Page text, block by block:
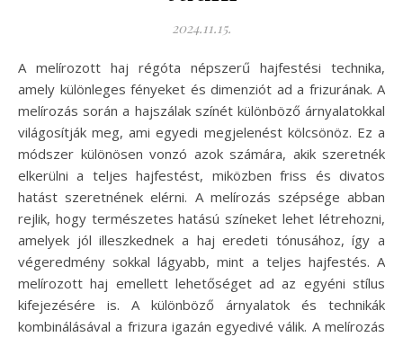
2024.11.15.
A melírozott haj régóta népszerű hajfestési technika,
amely különleges fényeket és dimenziót ad a frizurának. A
melírozás során a hajszálak színét különböző árnyalatokkal
világosítják meg, ami egyedi megjelenést kölcsönöz. Ez a
módszer különösen vonzó azok számára, akik szeretnék
elkerülni a teljes hajfestést, miközben friss és divatos
hatást szeretnének elérni. A melírozás szépsége abban
rejlik, hogy természetes hatású színeket lehet létrehozni,
amelyek jól illeszkednek a haj eredeti tónusához, így a
végeredmény sokkal lágyabb, mint a teljes hajfestés. A
melírozott haj emellett lehetőséget ad az egyéni stílus
kifejezésére is. A különböző árnyalatok és technikák
kombinálásával a frizura igazán egyedivé válik. A melírozás